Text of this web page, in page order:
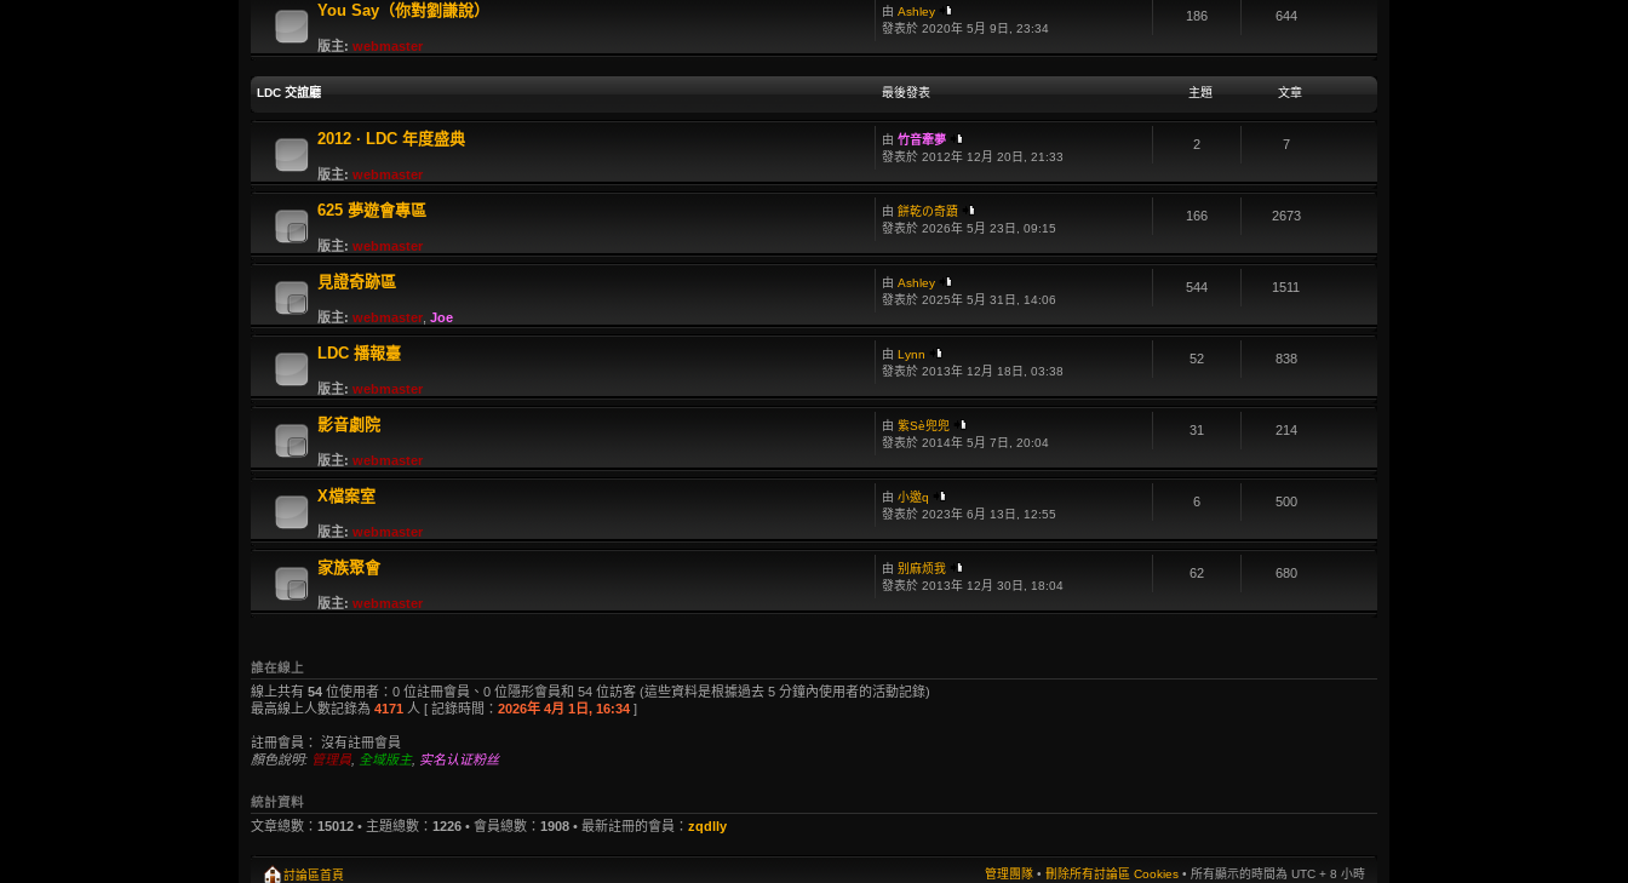
You Say（你對劉謙說）
版主: webmaster
由 Ashley
發表於 2020年 5月 9日, 23:34
186 644
LDC 交誼廳 最後發表 主題 文章
2012 · LDC 年度盛典
版主: webmaster
由 竹音牽夢
發表於 2012年 12月 20日, 21:33
2 7
625 夢遊會專區
版主: webmaster
由 餅乾の奇蹟
發表於 2026年 5月 23日, 09:15
166 2673
見證奇跡區
版主: webmaster Joe
由 Ashley
發表於 2025年 5月 31日, 14:06
544 1511
LDC 播報臺
版主: webmaster
由 Lynn
發表於 2013年 12月 18日, 03:38
52 838
影音劇院
版主: webmaster
由 紫Sè兜兜
發表於 2014年 5月 7日, 20:04
31 214
X檔案室
版主: webmaster
由 小邀q
發表於 2023年 6月 13日, 12:55
6 500
家族聚會
版主: webmaster
由 别麻烦我
發表於 2013年 12月 30日, 18:04
62 680
誰在線上
線上共有 54 位使用者：0 位註冊會員、0 位隱形會員和 54 位訪客 (這些資料是根據過去 5 分鐘內使用者的活動記錄)
最高線上人數記錄為 4171 人 [ 記錄時間： 2026年 4月 1日, 16:34 ]
註冊會員： 沒有註冊會員
顏色說明: 管理員 全域版主, 实名认证粉丝
統計資料
文章總數： 15012 • 主題總數： 1226 • 會員總數： 1908 • 最新註冊的會員： zqdlly
討論區首頁 管理團隊 • 刪除所有討論區 Cookies • 所有顯示的時間為 UTC + 8 小時